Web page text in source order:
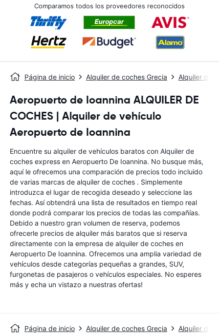
Comparamos todos los proveedores reconocidos
Página de inicio Alquiler de coches Grecia Alquiler de
Aeropuerto de Ioannina ALQUILER DE
COCHES | Alquiler de vehículo
Aeropuerto de Ioannina
Encuentre su alquiler de vehículos baratos con Alquiler de
coches express en Aeropuerto De Ioannina. No busque más,
aquí le ofrecemos una comparación de precios todo incluido
de varias marcas de alquiler de coches . Simplemente
introduzca el lugar de recogida deseado y seleccione las
fechas. Así obtendrá una lista de resultados en tiempo real
donde podrá comparar los precios de todas las compañías.
Debido a nuestro gran volumen de reserva, podemos
ofrecerle precios de alquiler más baratos que si reserva
directamente con la empresa de alquiler de coches en
Aeropuerto De Ioannina. Ofrecemos una amplia variedad de
vehículos desde categorías pequeñas a grandes, SUV,
furgonetas de pasajeros o vehículos especiales. No esperes
más y echa un vistazo a nuestras ofertas!
Página de inicio Alquiler de coches Grecia Alquiler de